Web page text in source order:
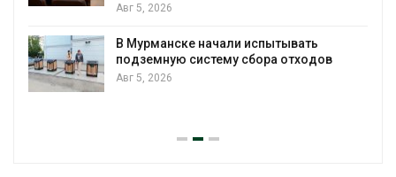
Авг 5, 2026
В Мурманске начали испытывать
подземную систему сбора отходов
Авг 5, 2026